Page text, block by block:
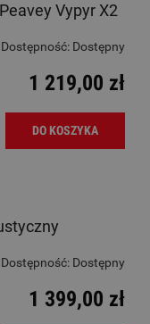
Vypyr X2
Dostępność: Dostępny
1 219,00 zł
DO KOSZYKA
Dostępność: Dostępny
1 399,00 zł